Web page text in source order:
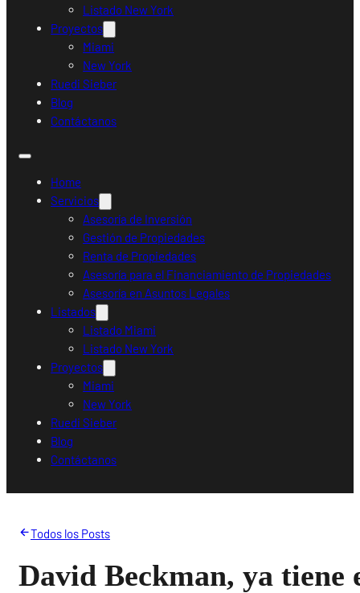
Listado New York
Proyectos
Miami
New York
Ruedi Sieber
Blog
Contáctanos
Home
Servicios
Asesoría de Inversión
Gestión de Propiedades
Renta de Propiedades
Asesoría para el Financiamiento de Propiedades
Asesoría en Asuntos Legales
Listados
Listado Miami
Listado New York
Proyectos
Miami
New York
Ruedi Sieber
Blog
Contáctanos
Todos los Posts
David Beckman, ya tiene